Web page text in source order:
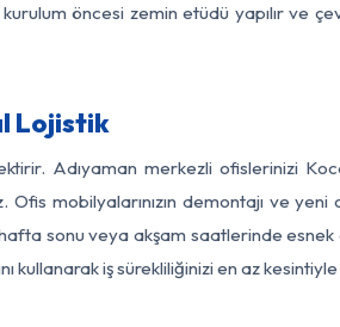
kurulum öncesi zemin etüdü yapılır ve
Lojistik
Adıyaman merkezli ofislerinizi
mobilyalarınızın demontajı ve yeni
sonu veya akşam saatlerinde esnek
kullanarak iş sürekliliğinizi en az